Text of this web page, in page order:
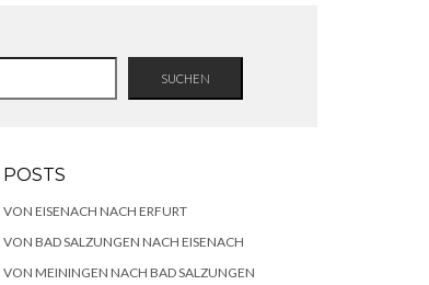
SUCHEN
EISENACH NACH ERFURT
BAD SALZUNGEN NACH EISENACH
MEININGEN NACH BAD SALZUNGEN